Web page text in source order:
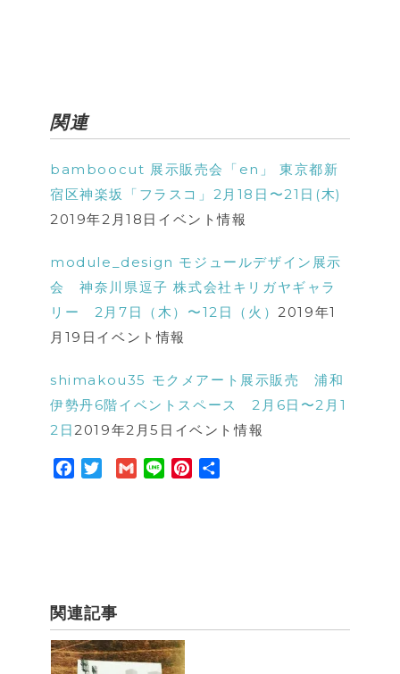
関連
bamboocut 展示販売会「en」 東京都新
宿区神楽坂「フラスコ」2月18日〜21日(木)
2019年2月18日 イベント情報
module_design モジュールデザイン展示
会 神奈川県逗子 株式会社キリガヤギャラ
リー 2月7日（木）〜12日（火）2019年1
月19日 イベント情報
shimakou35 モクメアート展示販売 浦和
伊勢丹6階イベントスペース 2月6日〜2月1
2日2019年2月5日 イベント情報
F
k
G
P
t
関連記事